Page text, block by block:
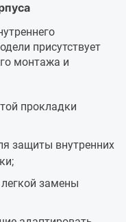
присутствует
монтажа и
прокладки
защиты внутренних
замены